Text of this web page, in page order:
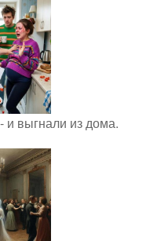
и выгнали из дома.